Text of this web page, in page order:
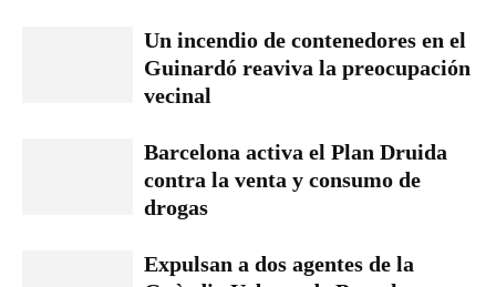
Un incendio de contenedores en el
Guinardó reaviva la preocupación
vecinal
Barcelona activa el Plan Druida
contra la venta y consumo de
drogas
Expulsan a dos agentes de la